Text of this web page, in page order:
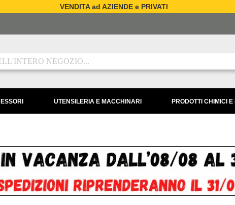
VENDITA ad AZIENDE e PRIVATI
UTENSILERIA E MACCHINARI PRODOTTI CHIMICI E